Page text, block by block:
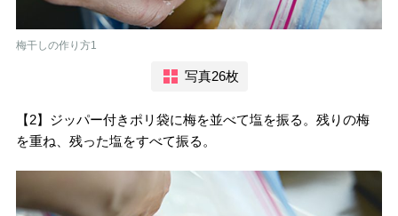
梅干しの作り方1
写真26枚
【2】ジッパー付きポリ袋に梅を並べて塩を振る。残りの梅
を重ね、残った塩をすべて振る。